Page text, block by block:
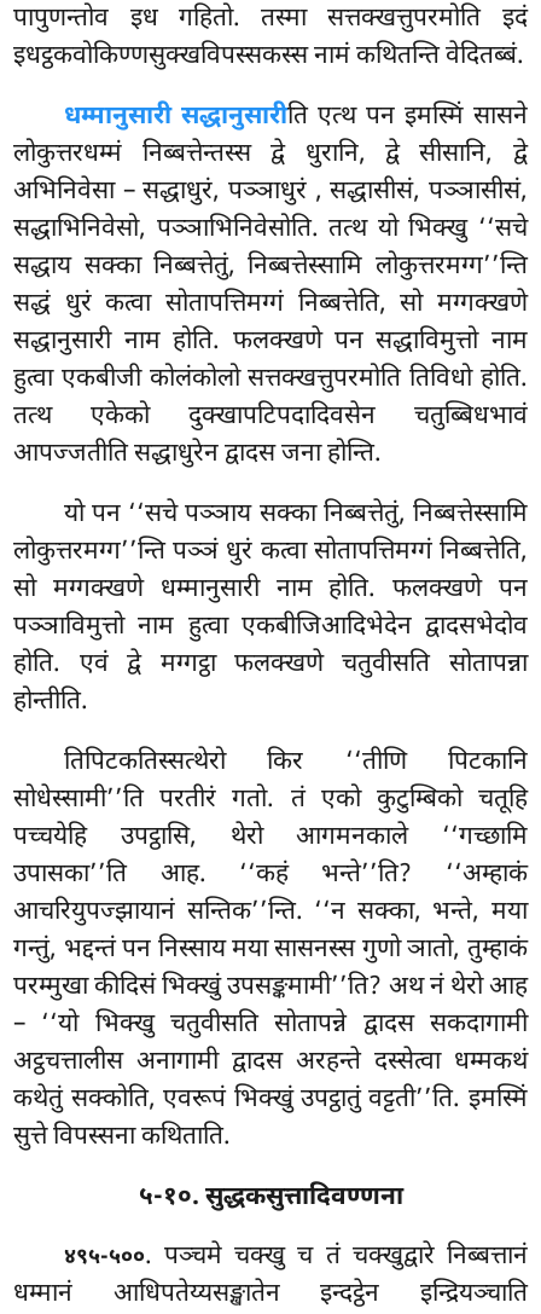
पापुणन्तोव इध गहितो. तस्मा सत्तक्खत्तुपरमोति इदं
इधट्ठकवोकिण्णसुक्खविपस्सकस्स नामं कथितन्ति वेदितब्बं.
धम्मानुसारी सद्धानुसारीति एत्थ पन इमस्मिं सासने
लोकुत्तरधम्मं निब्बत्तेन्तस्स द्वे धुरानि, द्वे सीसानि, द्वे
अभिनिवेसा – सद्धाधुरं, पञ्ञाधुरं , सद्धासीसं, पञ्ञासीसं,
सद्धाभिनिवेसो, पञ्ञाभिनिवेसोति. तत्थ यो भिक्खु ‘‘सचे
सद्धाय सक्का निब्बत्तेतुं, निब्बत्तेस्सामि लोकुत्तरमग्ग’’न्ति
सद्धं धुरं कत्वा सोतापत्तिमग्गं निब्बत्तेति, सो मग्गक्खणे
सद्धानुसारी नाम होति. फलक्खणे पन सद्धाविमुत्तो नाम
हुत्वा एकबीजी कोलंकोलो सत्तक्खत्तुपरमोति तिविधो होति.
तत्थएकेको दुक्खापटिपदादिवसेन चतुब्बिधभावं
आपज्जतीति सद्धाधुरेन द्वादस जना होन्ति.
यो पन ‘‘सचे पञ्ञाय सक्का निब्बत्तेतुं, निब्बत्तेस्सामि
लोकुत्तरमग्ग’’न्ति पञ्ञं धुरं कत्वा सोतापत्तिमग्गं निब्बत्तेति,
सो मग्गक्खणे धम्मानुसारी नाम होति. फलक्खणे पन
पञ्ञाविमुत्तो नाम हुत्वा एकबीजिआदिभेदेन द्वादसभेदोव
होति. एवं द्वे मग्गट्ठा फलक्खणे चतुवीसति सोतापन्ना
होन्तीति.
तिपिटकतिस्सत्थेरो किर ‘‘तीणि पिटकानि
सोधेस्सामी’’ति परतीरं गतो. तं एको कुटुम्बिको चतूहि
पच्चयेहि उपट्ठासि, थेरो आगमनकाले ‘‘गच्छामि
उपासका’’ति आह. ‘‘कहं भन्ते’’ति? ‘‘अम्हाकं
आचरियुपज्झायानं सन्तिक’’न्ति. ‘‘न सक्का, भन्ते, मया
गन्तुं, भद्दन्तं पन निस्साय मया सासनस्स गुणो ञातो, तुम्हाकं
परम्मुखा कीदिसं भिक्खुं उपसङ्कमामी’’ति? अथ नं थेरो आह
– ‘‘यो भिक्खु चतुवीसति सोतापन्ने द्वादस सकदागामी
अट्ठचत्तालीस अनागामी द्वादस अरहन्ते दस्सेत्वा धम्मकथं
कथेतुं सक्कोति, एवरूपं भिक्खुं उपट्ठातुं वट्टती’’ति. इमस्मिं
सुत्ते विपस्सना कथिताति.
५-१०. सुद्धकसुत्तादिवण्णना
४९५-५००. पञ्चमेचक्खु च तं चक्खुद्वारे निब्बत्तानं
धम्मानं आधिपतेय्यसङ्खातेन इन्दट्ठेन इन्द्रियञ्चाति